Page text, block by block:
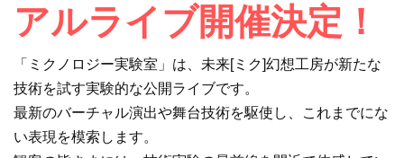
アルライブ開催決定！
「ミクノロジー実験室」は、未来[ミク]幻想工房が新たな
技術を試す実験的な公開ライブです。
最新のバーチャル演出や舞台技術を駆使し、これまでにな
い表現を模索します。